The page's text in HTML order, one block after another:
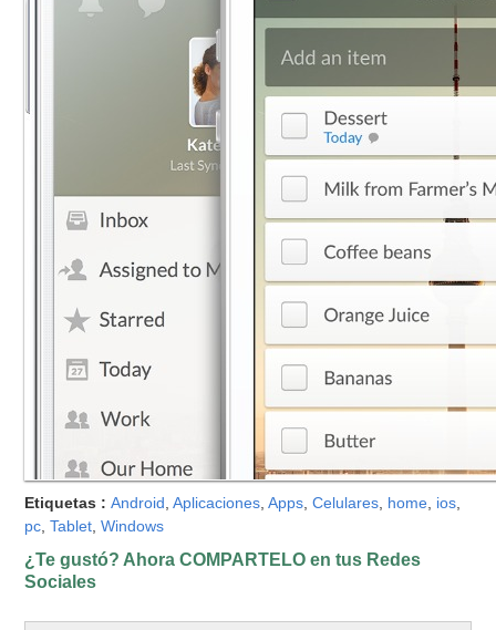
Etiquetas :Android ,Aplicaciones ,Apps ,Celulares home ios
pc ,Tablet ,Windows
¿Te gustó? Ahora COMPARTELO en tus Redes
Sociales